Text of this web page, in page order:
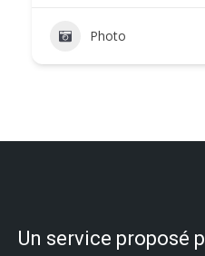
Photo
Un service proposé